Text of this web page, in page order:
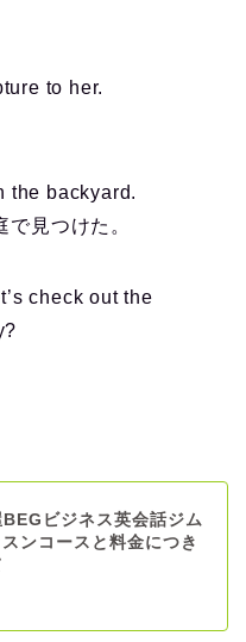
to her.
the backyard.
見つけた。
check out the
ビジネス英会話ジム
ンコースと料金につき